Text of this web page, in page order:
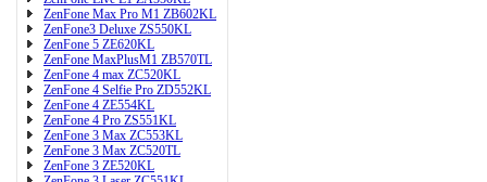
ZenFone Max Pro M1 ZB602KL
ZenFone3 Deluxe ZS550KL
ZenFone 5 ZE620KL
ZenFone MaxPlusM1 ZB570TL
ZenFone 4 max ZC520KL
ZenFone 4 Selfie Pro ZD552KL
ZenFone 4 ZE554KL
ZenFone 4 Pro ZS551KL
ZenFone 3 Max ZC553KL
ZenFone 3 Max ZC520TL
ZenFone 3 ZE520KL